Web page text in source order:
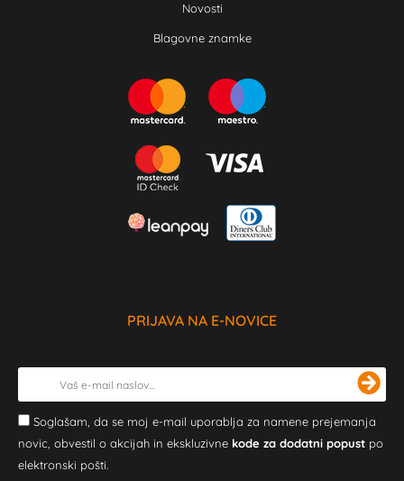
Novosti
Blagovne znamke
PRIJAVA NA E-NOVICE
Soglašam, da se moj e-mail uporablja za namene prejemanja
novic, obvestil o akcijah in ekskluzivne kode za dodatni popust po
elektronski pošti.